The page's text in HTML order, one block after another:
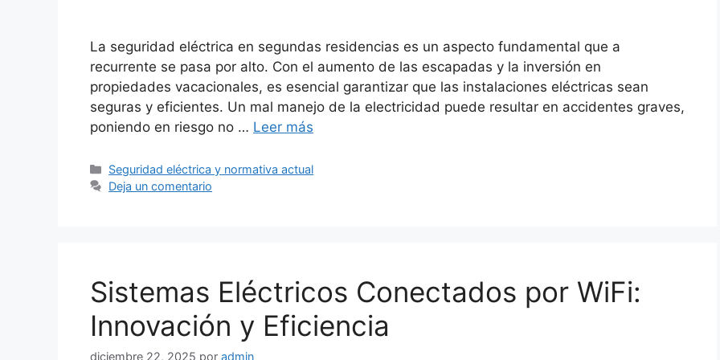
La seguridad eléctrica en segundas residencias es un aspecto fundamental que a
recurrente se pasa por alto. Con el aumento de las escapadas y la inversión en
propiedades vacacionales, es esencial garantizar que las instalaciones eléctricas sean
seguras y eficientes. Un mal manejo de la electricidad puede resultar en accidentes graves,
poniendo en riesgo no … Leer más
Categorías
Seguridad eléctrica y normativa actual
Deja un comentario
Sistemas Eléctricos Conectados por WiFi:
Innovación y Eficiencia
diciembre 22, 2025 por admin